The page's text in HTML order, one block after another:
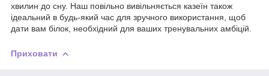
хвилин до сну. Наш повільно вивільняється казеїн також
ідеальний в будь-який час для зручного використання, щоб
дати вам білок, необхідний для ваших тренувальних амбіцій.
Приховати